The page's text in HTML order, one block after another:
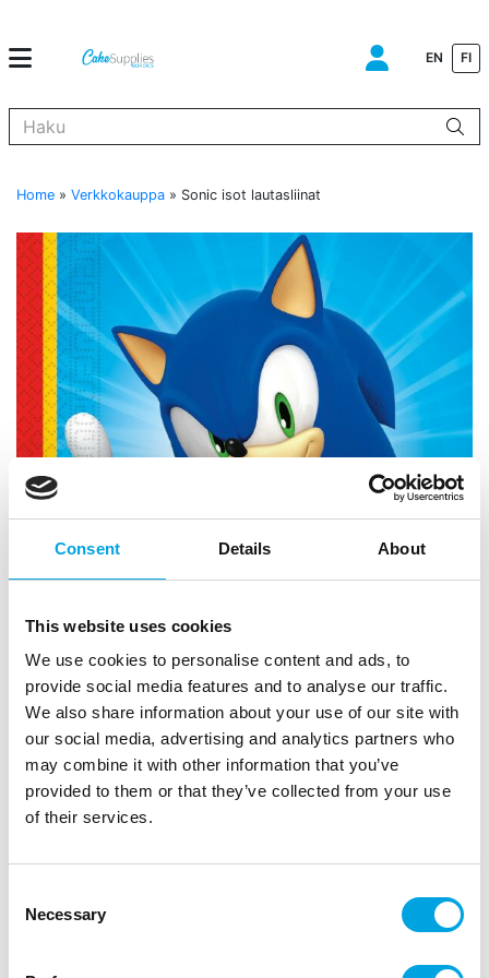
Consent Details About
This website uses cookies
We use cookies to personalise content and ads, to
provide social media features and to analyse our traffic.
We also share information about your use of our site with
our social media, advertising and analytics partners who
may combine it with other information that you’ve
provided to them or that they’ve collected from your use
of their services.
Selection
Necessary
EN FI
Home » Verkkokauppa » Sonic isot lautasliinat
Sonic isot lautasliinat
Tuotetunnus (SKU): 95651 | Tuotemerkki:PROCOS |
EAN: 5201184956519